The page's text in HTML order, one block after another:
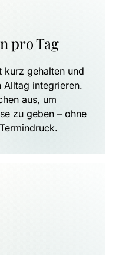
pro Tag
kurz gehalten und
Alltag integrieren.
aus, um
zu geben – ohne